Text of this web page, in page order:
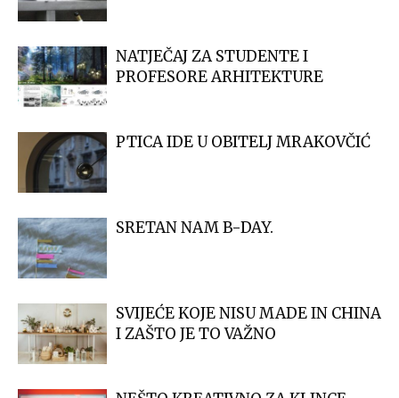
NATJEČAJ ZA STUDENTE I
PROFESORE ARHITEKTURE
PTICA IDE U OBITELJ MRAKOVČIĆ
SRETAN NAM B-DAY.
SVIJEĆE KOJE NISU MADE IN CHINA
I ZAŠTO JE TO VAŽNO